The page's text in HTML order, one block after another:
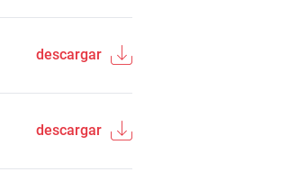
descargar
descargar